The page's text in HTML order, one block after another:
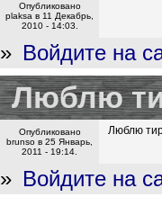
Опубликовано
plaksa в 11 Декабрь,
2010 - 14:03.
» Войдите на
Люблю
Опубликовано
brunso в 25 Январь,
2011 - 19:14.
Люблю
» Войдите на